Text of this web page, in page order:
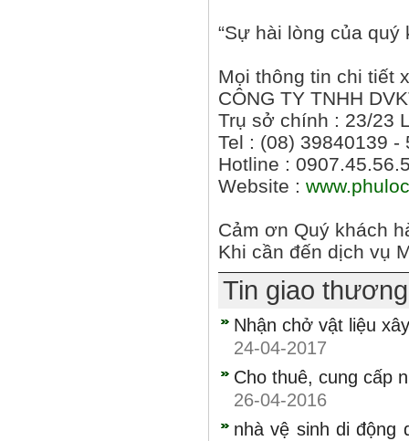
“Sự hài lòng của quý
Mọi thông tin chi tiết
CÔNG TY TNHH
Trụ sở chính : 23/23
Tel : (08) 39840139
Hotline :
Website :
Cảm ơn Quý khách
Khi cần đến dịch vụ
Tin giao
Nhận chở vật liệu
24-04-2017
Cho thuê, cung cấp
26-04-2016
nhà vệ sinh di động